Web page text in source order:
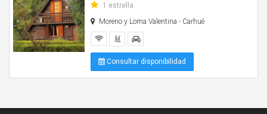
1 estrella
Moreno y Loma Valentina - Carhué
Consultar disponibilidad